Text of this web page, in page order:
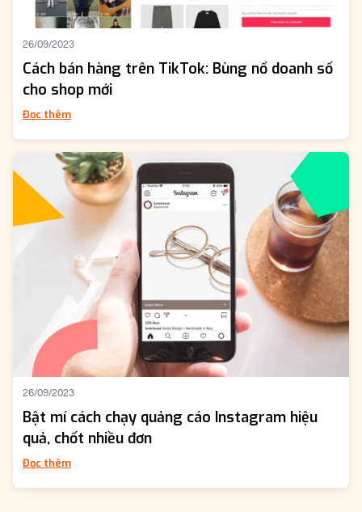
26/09/2023
Cách bán hàng trên TikTok: Bùng nổ doanh số
cho shop mới
Đọc thêm
26/09/2023
Bật mí cách chạy quảng cáo Instagram hiệu
quả, chốt nhiều đơn
Đọc thêm